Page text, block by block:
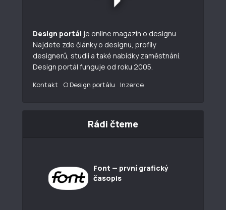
Design portál je online magazín o designu.
Najdete zde články o designu, profily
designerů, studií a také nabídky zaměstnání.
Design portál funguje od roku 2005.
Kontakt O Design portálu Inzerce
Rádi čteme
Font — první grafický
časopis